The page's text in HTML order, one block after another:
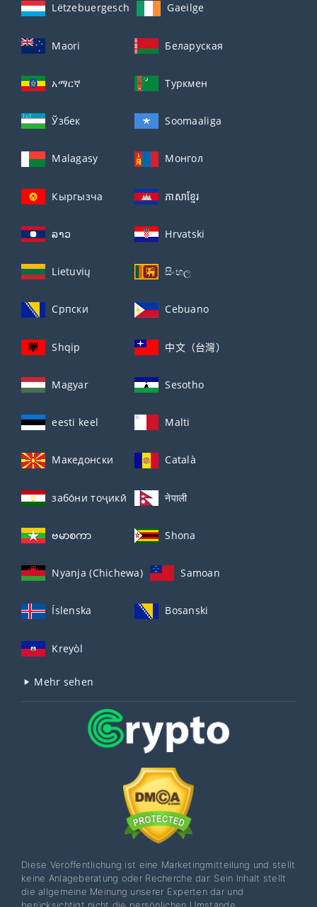
Lëtzebuergesch Gaeilge
Maori Беларуская
አማርኛ Туркмен
Ўзбек Soomaaliga
Malagasy Монгол
Кыргызча ភាសាខ្មែរ
ລາວ Hrvatski
Lietuvių සිංහල
Српски Cebuano
Shqip 中文（台灣）
Magyar Sesotho
eesti keel Malti
Македонски Català
забо́ни тоҷикӣ́ नेपाली
ဗမာစကာ Shona
Nyanja (Chichewa) Samoan
Íslenska Bosanski
Kreyòl
Mehr sehen
Diese Veröffentlichung ist eine Marketingmitteilung und stellt
keine Anlageberatung oder Recherche dar. Sein Inhalt stellt
die allgemeine Meinung unserer Experten dar und